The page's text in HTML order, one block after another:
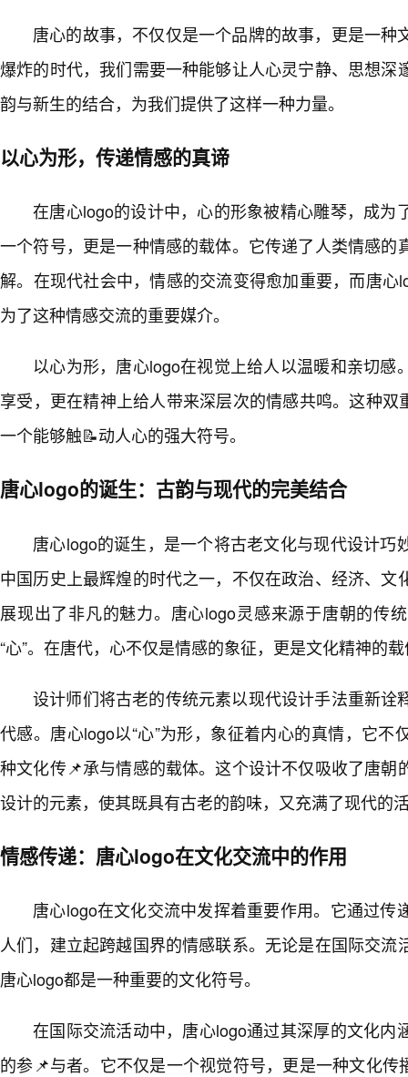
唐心的故事，不仅仅是一个品牌的故事，更是一种
爆炸的时代，我们需要一种能够让人心灵宁静、思想深
韵与新生的结合，为我们提供了这样一种力量。
以心为形，传递情感的真谛
在唐心logo的设计中，心的形象被精心雕琴，成为
一个符号，更是一种情感的载体。它传递了人类情感的
解。在现代社会中，情感的交流变得愈加重要，而唐
为了这种情感交流的重要媒介。
以心为形，唐心logo在视觉上给人以温暖和亲切感
享受，更在精神上给人带来深层次的情感共鸣。这种
一个能够触📝动人心的强大符号。
唐心logo的诞生：古韵与现代的完美结合
唐心logo的诞生，是一个将古老文化与现代设计巧
中国历史上最辉煌的时代之一，不仅在政治、经济、文
展现出了非凡的魅力。唐心logo灵感来源于唐朝的传
“心”。在唐代，心不仅是情感的象征，更是文化精神的
设计师们将古老的传统元素以现代设计手法重新诠
代感。唐心logo以“心”为形，象征着内心的真情，它不
种文化传📌承与情感的载体。这个设计不仅吸收了唐朝
设计的元素，使其既具有古老的韵味，又充满了现代的
情感传递：唐心logo在文化交流中的作用
唐心logo在文化交流中发挥着重要作用。它通过传
人们，建立起跨越国界的情感联系。无论是在国际交流
唐心logo都是一种重要的文化符号。
在国际交流活动中，唐心logo通过其深厚的文化内
的参📌与者。它不仅是一个视觉符号，更是一种文化